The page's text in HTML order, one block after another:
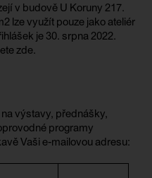
v budově U Koruny 217.
lze využít pouze jako ateliér
je 30. srpna 2022.
zde.
výstavy, přednášky,
programy
Vaši e-mailovou adresu: